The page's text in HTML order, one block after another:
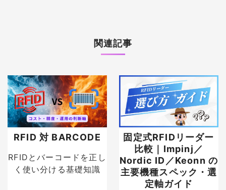
関連記事
RFID 対 BARCODE
RFIDとバーコードを正し
く使い分ける基礎知識
固定式RFIDリーダー
比較｜Impinj／
Nordic ID／Keonn の
主要機種スペック・選
定軸ガイド